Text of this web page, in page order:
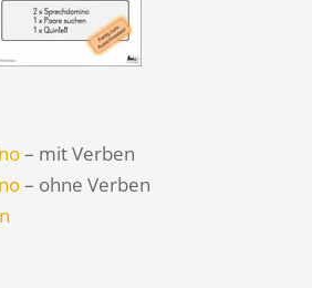
– mit Verben
– ohne Verben